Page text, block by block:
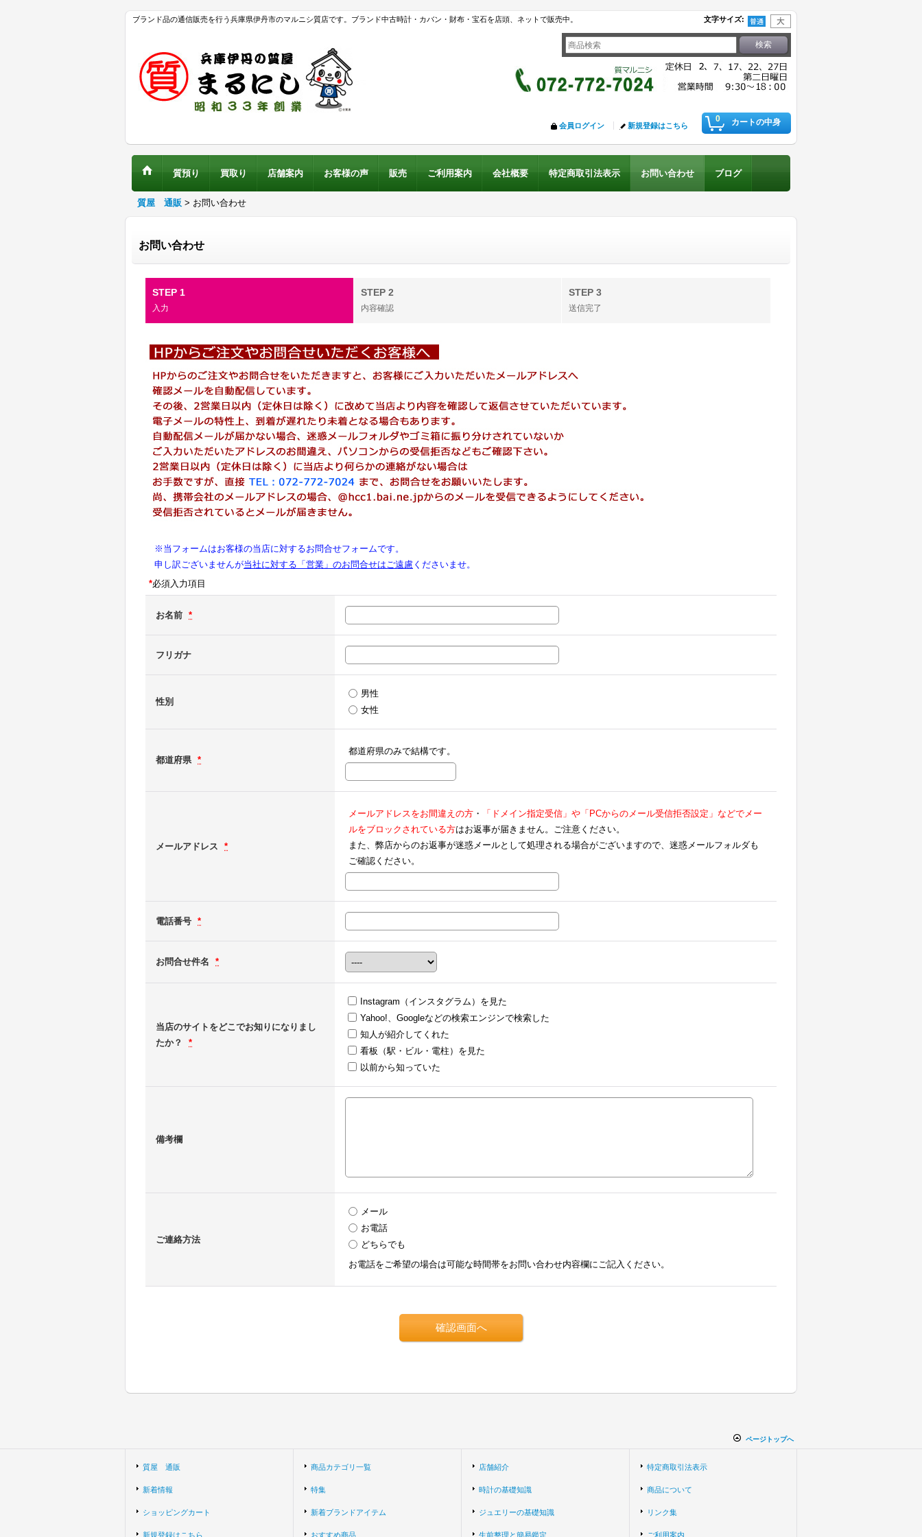
ブランド品の通信販売を行う兵庫県伊丹市のマルニシ質店です。ブランド中古時計・カバン・財布・宝石を店頭、ネットで販売中。 文字サイズ:
0 カートの中身
会員ログイン 新規登録はこちら
質預り 買取り 店舗案内 お客様の声 販売 ご利用案内 会社概要 特定商取引法表示 お問い合わせ ブログ
質屋 通販 > お問い合わせ
お問い合わせ
STEP 1
入力
STEP 2
内容確認
STEP 3
送信完了
※当フォームはお客様の当店に対するお問合せフォームです。
申し訳ございませんが当社に対する「営業」のお問合せはご遠慮 くださいませ。
*必須入力項目
お名前 *
フリガナ
性別
男性
女性
都道府県 *
都道府県のみで結構です。
メールアドレス *
メールアドレスをお間違えの方 ・
「ドメイン指定受信」や「PCからのメール受信拒否設定」などでメー
ルをブロックされている方はお返事が届きません。ご注意ください。
また、弊店からのお返事が迷惑メールとして処理される場合がございますので、迷惑メールフォルダも
ご確認ください。
電話番号 *
お問合せ件名 *
当店のサイトをどこでお知りになりまし
たか？
*
Instagram（インスタグラム）を見た
Yahoo!、Googleなどの検索エンジンで検索した
知人が紹介してくれた
看板（駅・ビル・電柱）を見た
以前から知っていた
備考欄
ご連絡方法
メール
お電話
どちらでも
お電話をご希望の場合は可能な時間帯をお問い合わせ内容欄にご記入ください。
ページトップへ
質屋 通販
新着情報
ショッピングカート
新規登録はこちら
商品カテゴリ一覧
特集
新着ブランドアイテム
おすすめ商品
店舗紹介
時計の基礎知識
ジュエリーの基礎知識
生前整理と簡易鑑定
特定商取引法表示
商品について
リンク集
ご利用案内